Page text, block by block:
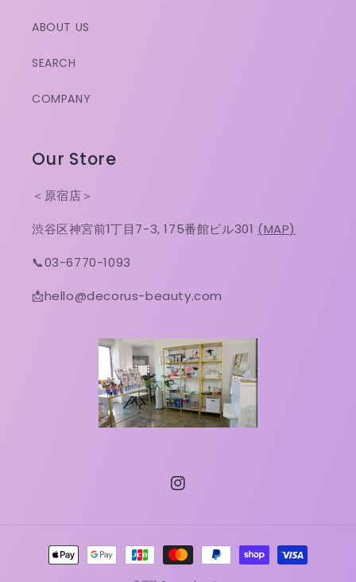
ABOUT US
SEARCH
COMPANY
Our Store
＜原宿店＞
渋谷区神宮前1丁目7-3, 175番館ビル301 (MAP)
📞03-6770-1093
📩hello@decorus-beauty.com
Instagram
決
済